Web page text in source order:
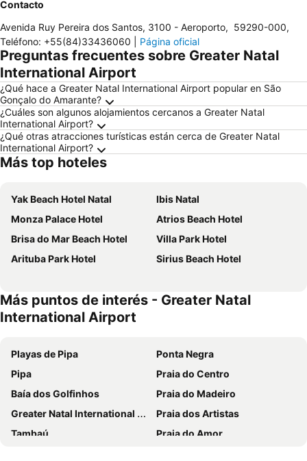
Contacto
Avenida Ruy Pereira dos Santos, 3100 - Aeroporto, 59290-000,
Teléfono: +55(84)33436060 Página oficial
Preguntas frecuentes sobre Greater Natal
International Airport
¿Qué hace a Greater Natal International Airport popular en São
Gonçalo do Amarante?
¿Cuáles son algunos alojamientos cercanos a Greater Natal
International Airport?
¿Qué otras atracciones turísticas están cerca de Greater Natal
International Airport?
Más top hoteles
Yak Beach Hotel Natal
Ibis Natal
Monza Palace Hotel
Atrios Beach Hotel
Brisa do Mar Beach Hotel
Villa Park Hotel
Arituba Park Hotel
Sirius Beach Hotel
Más puntos de interés - Greater Natal
International Airport
Playas de Pipa
Ponta Negra
Pipa
Praia do Centro
Baía dos Golfinhos
Praia do Madeiro
Greater Natal International Airport
Praia dos Artistas
Tambaú
Praia do Amor